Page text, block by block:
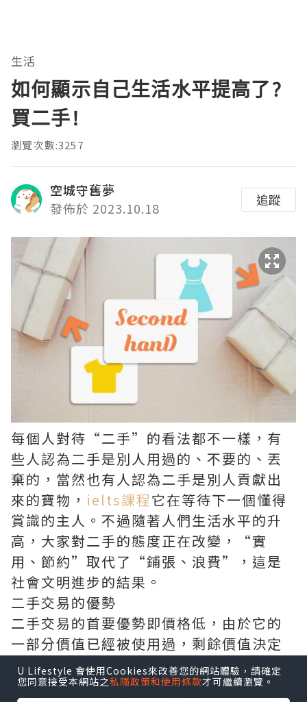
生活
如何顯示自己生活水平提高了?
買二手!
瀏覽次數:3257
空城守舊夢
發佈於 2023.10.18
追蹤
每個人對待“二手”的看法都不一樣，有
些人認為二手是別人用過的、不要的、丟
棄的，當然也有人認為二手是別人貢獻出
來的寶物， ielts課程它在等待下一個懂得
賞識的主人。不過隨著人們生活水平的升
高，大家對二手的態度正在改變，“實
用、節約”取代了“鋪張、浪費”，這是
社會文明進步的結果。
二手交易的優勢
二手交易的首要優勢即價格低，由於它的
一部分價值已經被使用過，剩餘價值決定
了它的價格，如果有物美價廉的商品，二
手交易平台為何還要去選擇那些又貴質量
U Lifestyle 會使用Cookies來改善您的網站體驗，請確定
您同意接受本網站之私隱政策和使用條款才可繼續瀏覽。